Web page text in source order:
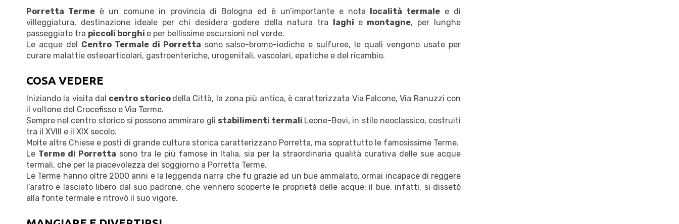
Porretta Terme è un comune in provincia di Bologna ed è un’importante e nota località termale e di
villeggiatura, destinazione ideale per chi desidera godere della natura tra laghi emontagne, per lunghe
passeggiate tra piccoli borghi e per bellissime escursioni nel verde.
Le acque del Centro Termale di Porretta sono salso-bromo-iodiche e sulfuree, le quali vengono usate per
curare malattie osteoarticolari, gastroenteriche, urogenitali, vascolari, epatiche e del ricambio.
COSA VEDERE
Iniziando la visita dal centro storico della Città, la zona più antica, è caratterizzata Via Falcone, Via Ranuzzi con
il voltone del Crocefisso e Via Terme.
Sempre nel centro storico si possono ammirare gli stabilimenti termali Leone-Bovi, in stile neoclassico, costruiti
tra il XVIII e il XIX secolo.
Molte altre Chiese e posti di grande cultura storica caratterizzano Porretta, ma soprattutto le famosissime Terme.
Le Terme di Porretta sono tra le più famose in Italia, sia per la straordinaria qualità curativa delle sue acque
termali, che per la piacevolezza del soggiorno a Porretta Terme.
Le Terme hanno oltre 2000 anni e la leggenda narra che fu grazie ad un bue ammalato, ormai incapace di reggere
l’aratro e lasciato libero dal suo padrone, che vennero scoperte le proprietà delle acque: il bue, infatti, si dissetò
alla fonte termale e ritrovò il suo vigore.